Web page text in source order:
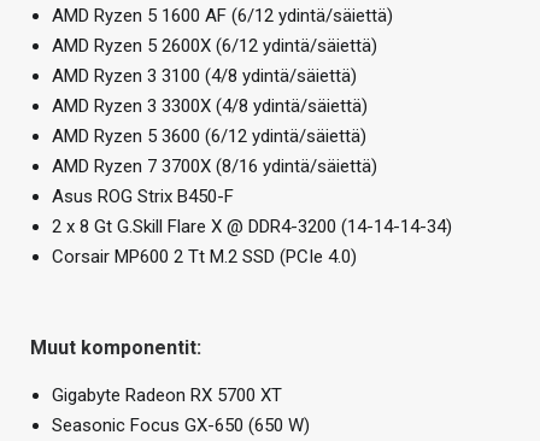
AMD Ryzen 5 1600 AF (6/12 ydintä/säiettä)
AMD Ryzen 5 2600X (6/12 ydintä/säiettä)
AMD Ryzen 3 3100 (4/8 ydintä/säiettä)
AMD Ryzen 3 3300X (4/8 ydintä/säiettä)
AMD Ryzen 5 3600 (6/12 ydintä/säiettä)
AMD Ryzen 7 3700X (8/16 ydintä/säiettä)
Asus ROG Strix B450-F
2 x 8 Gt G.Skill Flare X @ DDR4-3200 (14-14-14-34)
Corsair MP600 2 Tt M.2 SSD (PCIe 4.0)
Muut komponentit:
Gigabyte Radeon RX 5700 XT
Seasonic Focus GX-650 (650 W)